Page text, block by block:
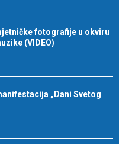
fotografije u okviru
(VIDEO)
„Dani Svetog